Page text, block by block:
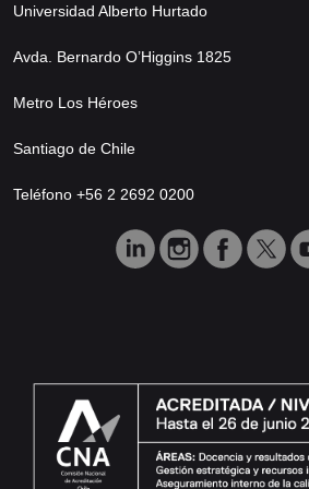
Universidad Alberto Hurtado
Avda. Bernardo O’Higgins 1825
Metro Los Héroes
Santiago de Chile
Teléfono +56 2 2692 0200